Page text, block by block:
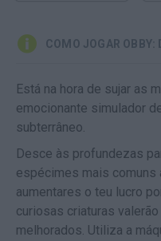
COMO JOGAR
Está na hora de sujar as
emocionante simulador
subterrâneo.
Desce às profundezas
espécimes mais comuns
aumentares o teu lucro
curiosas criaturas
melhorados. Utiliza a